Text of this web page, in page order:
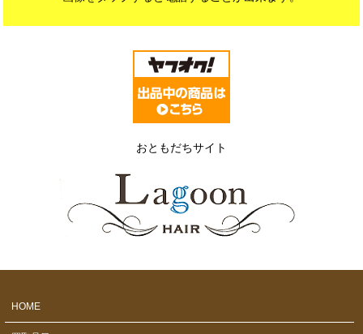
おともだちサイト
HOME